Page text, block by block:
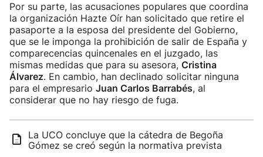
Por su parte, las acusaciones populares que coordina
la organización Hazte Oír han solicitado que retire el
pasaporte a la esposa del presidente del Gobierno,
que se le imponga la prohibición de salir de España y
comparecencias quincenales en el juzgado, las
mismas medidas que para su asesora, Cristina
Álvarez. En cambio, han declinado solicitar ninguna
para el empresario Juan Carlos Barrabés, al
considerar que no hay riesgo de fuga.
La UCO concluye que la cátedra de Begoña
Gómez se creó según la normativa prevista